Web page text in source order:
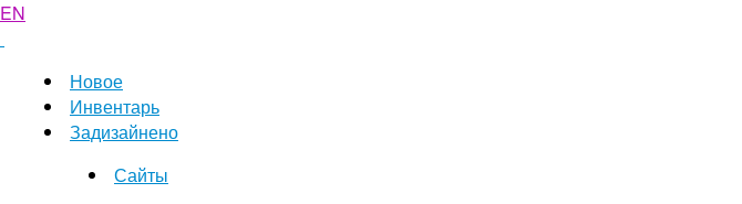
EN
Новое
Инвентарь
Задизайнено
Сайты